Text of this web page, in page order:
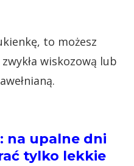
to możesz
wiskozową lub
: na upalne dni
tylko lekkie